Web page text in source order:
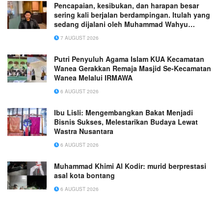
Pencapaian, kesibukan, dan harapan besar
sering kali berjalan berdampingan. Itulah yang
sedang dijalani oleh Muhammad Wahyu
Wicaksana.
7 AUGUST 2026
Putri Penyuluh Agama Islam KUA Kecamatan
Wanea Gerakkan Remaja Masjid Se-Kecamatan
Wanea Melalui IRMAWA
6 AUGUST 2026
Ibu Lisli: Mengembangkan Bakat Menjadi
Bisnis Sukses, Melestarikan Budaya Lewat
Wastra Nusantara
6 AUGUST 2026
Muhammad Khimi Al Kodir: murid berprestasi
asal kota bontang
6 AUGUST 2026